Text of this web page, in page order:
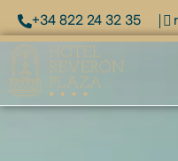
+34 822 24 32 35